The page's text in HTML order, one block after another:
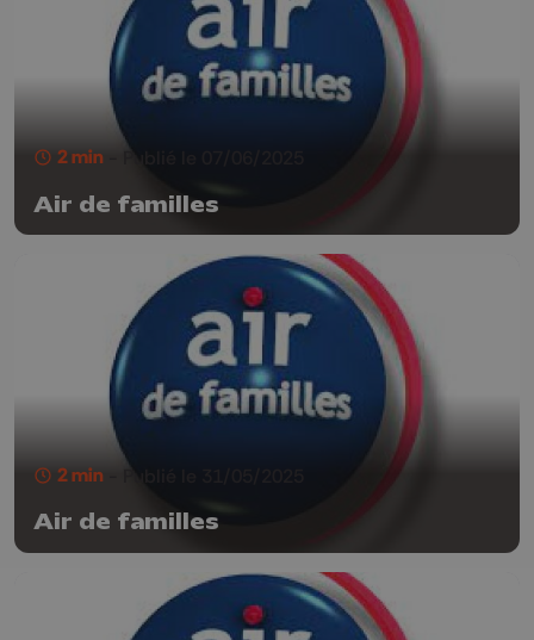
2 min
Air de familles
2 min
Air de familles